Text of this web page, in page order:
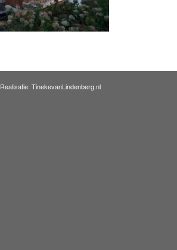
Realisatie: TinekevanLindenberg.nl